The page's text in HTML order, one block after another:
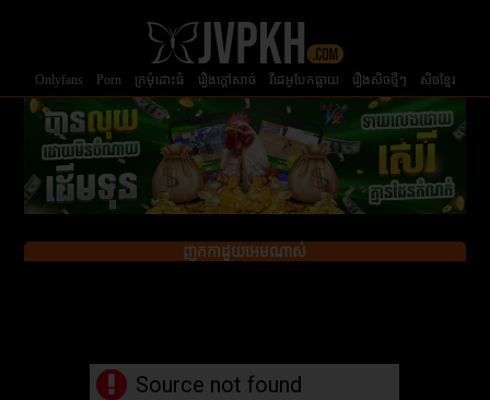
Onlyfans Porn ក្រមំុដោះធំ រឿងក្ដៅសាច់ វីដេអូបែកធ្លាយ រឿងសិចថ្មីៗ សិចខ្មែរ
ញុកកាដួយអេមណាស់
Source not found